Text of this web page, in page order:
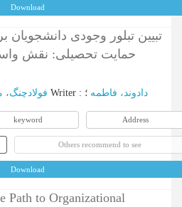
Download
تبیین تبلور وجودی
حمایت تحصیلی: نقش
فولادچنگ، Writer : دادوند، فاطمه ؛
keyword Address
Others recommend to see
Download
Path to Organizational